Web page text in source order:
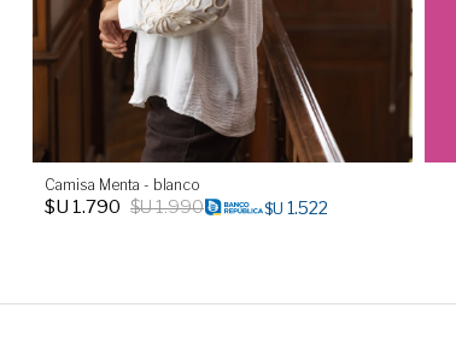
Camisa Menta - blanco
$U 1.790 $U1.990 $U 1.522